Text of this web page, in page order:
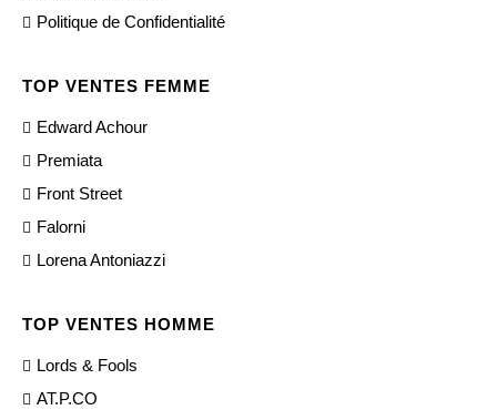
Politique de Confidentialité
TOP VENTES FEMME
Edward Achour
Premiata
Front Street
Falorni
Lorena Antoniazzi
TOP VENTES HOMME
Lords & Fools
AT.P.CO